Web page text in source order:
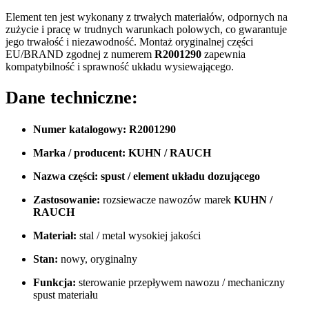
Element ten jest wykonany z trwałych materiałów, odpornych na
zużycie i pracę w trudnych warunkach polowych, co gwarantuje
jego trwałość i niezawodność. Montaż oryginalnej części
EU/BRAND zgodnej z numerem R2001290 zapewnia
kompatybilność i sprawność układu wysiewającego.
Dane techniczne:
Numer katalogowy: R2001290
Marka / producent: KUHN / RAUCH
Nazwa części: spust / element układu dozującego
Zastosowanie: rozsiewacze nawozów marek KUHN /
RAUCH
Materiał: stal / metal wysokiej jakości
Stan: nowy, oryginalny
Funkcja: sterowanie przepływem nawozu / mechaniczny
spust materiału